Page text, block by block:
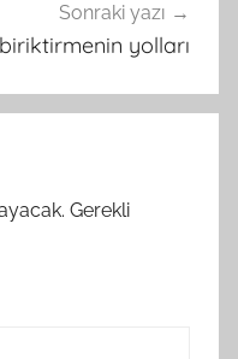
Sonraki yazı
yolları
Gerekli